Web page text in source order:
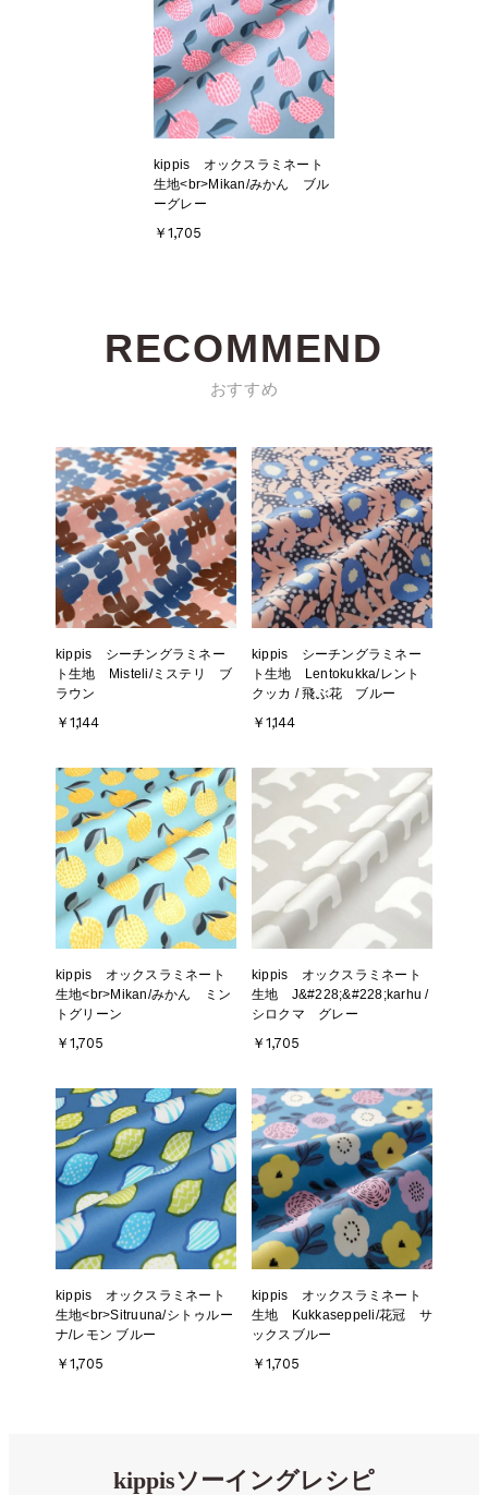
kippis オックスラミネート
生地<br>Mikan/みかん ブル
ーグレー
￥1,705
RECOMMEND
おすすめ
kippis シーチングラミネー
ト生地 Misteli/ミステリ ブ
ラウン
￥1,144
kippis シーチングラミネー
ト生地 Lentokukka/レント
クッカ / 飛ぶ花 ブルー
￥1,144
kippis オックスラミネート
生地<br>Mikan/みかん ミン
トグリーン
￥1,705
kippis オックスラミネート
生地 J&#228;&#228;karhu /
シロクマ グレー
￥1,705
kippis オックスラミネート
生地<br>Sitruuna/シトゥルー
ナ/レモン ブルー
￥1,705
kippis オックスラミネート
生地 Kukkaseppeli/花冠 サ
ックスブルー
￥1,705
kippisソーイングレシピ